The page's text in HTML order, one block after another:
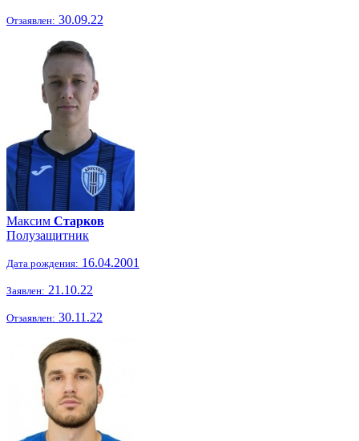
Отзаявлен: 30.09.22
Максим Старков
Полузащитник
Дата рождения: 16.04.2001
Заявлен: 21.10.22
Отзаявлен: 30.11.22